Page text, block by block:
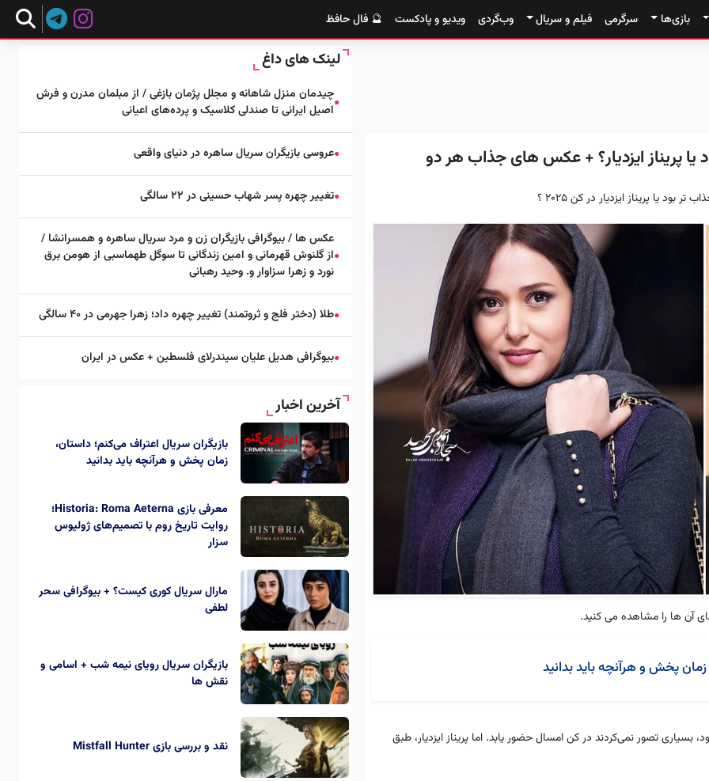
بازی‌ها سرگرمی فیلم و سریال وب‌گردی ویدیو و پادکست 🔮 فال حافظ
یا پریناز ایزدیار؟ + عکس های جذاب هر دو
آن ها را مشاهده می کنید.
پخش و هرآنچه باید بدانید
تصور نمی‌کردند در کن امسال حضور یابد. اما پریناز ایزدیار، طبق
لینک های داغ
●چیدمان منزل شاهانه و مجلل پژمان بازغی / از مبلمان مدرن و فرش
اصیل ایرانی تا صندلی کلاسیک و پرده‌های اعیانی
●عروسی بازیگران سریال ساهره در دنیای واقعی
●تغییر چهره پسر شهاب حسینی در ۲۲ سالگی
●
عکس ها / بیوگرافی بازیگران زن و مرد سریال ساهره و همسرانشا /
از گلنوش قهرمانی و امین زندگانی تا سوگل طهماسبی از هومن برق
نورد و زهرا سزاوار و. وحید رهبانی
●طلا (دختر فلج و ثروتمند) تغییر چهره داد؛ زهرا جهرمی در ۴۰ سالگی
●بیوگرافی هدیل علیان سیندرلای فلسطین + عکس در ایران
آخرین اخبار
بازیگران سریال اعتراف می‌کنم؛ داستان،
زمان پخش و هرآنچه باید بدانید
معرفی بازی Historia: Roma Aeterna؛
روایت تاریخ روم با تصمیم‌های ژولیوس
سزار
مارال سریال کوری کیست؟ + بیوگرافی سحر
لطفی
بازیگران سریال رویای نیمه شب + اسامی و
نقش ها
نقد و بررسی بازی Mistfall Hunter